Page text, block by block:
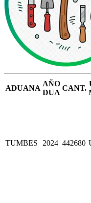
ADUANA
AÑO
DUA
CANT.
TUMBES 2024 442680